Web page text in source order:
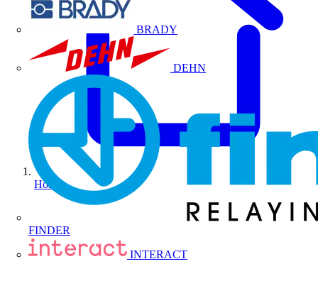
BRADY
DEHN
FINDER
INTERACT
Home